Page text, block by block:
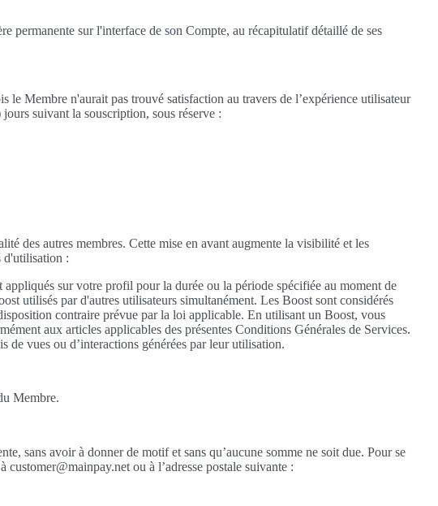
permanente sur l'interface de son Compte, au récapitulatif détaillé de ses
Membre n'aurait pas trouvé satisfaction au travers de l’expérience utilisateur
suivant la souscription, sous réserve :
des autres membres. Cette mise en avant augmente la visibilité et les
d'utilisation :
sur votre profil pour la durée ou la période spécifiée au moment de
utilisés par d'autres utilisateurs simultanément. Les Boost sont considérés
contraire prévue par la loi applicable. En utilisant un Boost, vous
aux articles applicables des présentes Conditions Générales de Services.
de vues ou d’interactions générées par leur utilisation.
Membre.
sans avoir à donner de motif et sans qu’aucune somme ne soit due. Pour se
customer@mainpay.net ou à l’adresse postale suivante :